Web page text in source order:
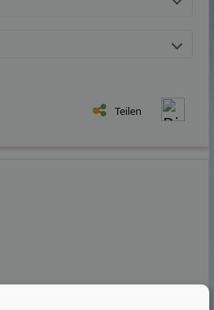
Teilen